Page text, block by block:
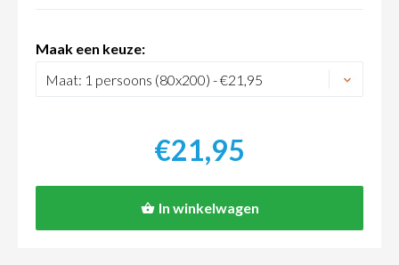
Maak een keuze:
€21,95
In winkelwagen